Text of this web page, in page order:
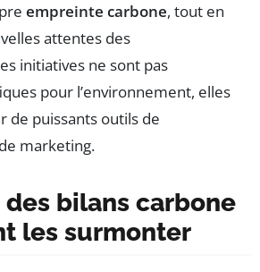
empreinte carbone, tout en
attentes des
initiatives ne sont pas
pour l’environnement, elles
de puissants outils de
marketing.
bilans carbone
les surmonter